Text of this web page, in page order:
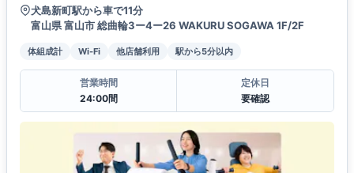
犬島新町駅から車で11分
富山県 富山市 総曲輪3ー4ー26 WAKURU SOGAWA 1F/2F
体組成計 Wi-Fi 他店舗利用 駅から5分以内
営業時間
24:00間
定休日
要確認